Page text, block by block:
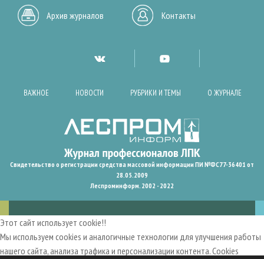
Архив журналов Контакты
ВАЖНОЕ НОВОСТИ РУБРИКИ И ТЕМЫ О ЖУРНАЛЕ
Свидетельство о регистрации средства массовой информации ПИ №ФС77-36401 от
28.05.2009
Леспроминформ. 2002 - 2022
Этот сайт использует cookie!!
Мы используем cookies и аналогичные технологии для улучшения работы
нашего сайта, анализа трафика и персонализации контента. Cookies